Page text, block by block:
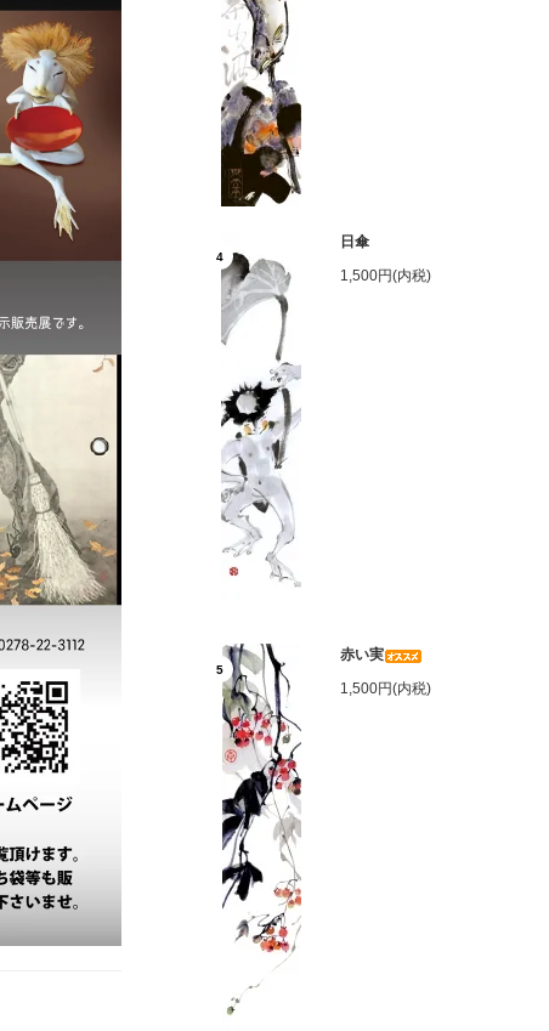
4
日傘
1,500円(内税)
5
赤い実
1,500円(内税)